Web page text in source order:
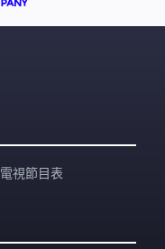
電視節目表